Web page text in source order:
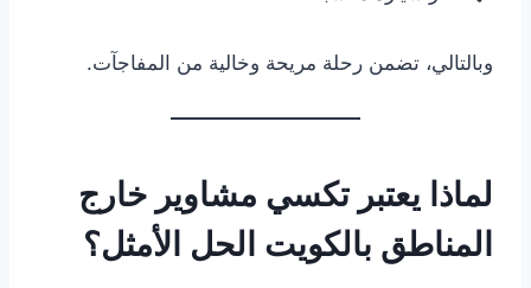
وبالتالي، تضمن رحلة مريحة وخالية من المفاجآت.
لماذا يعتبر تكسي مشاوير خارج
المناطق بالكويت الحل الأمثل؟